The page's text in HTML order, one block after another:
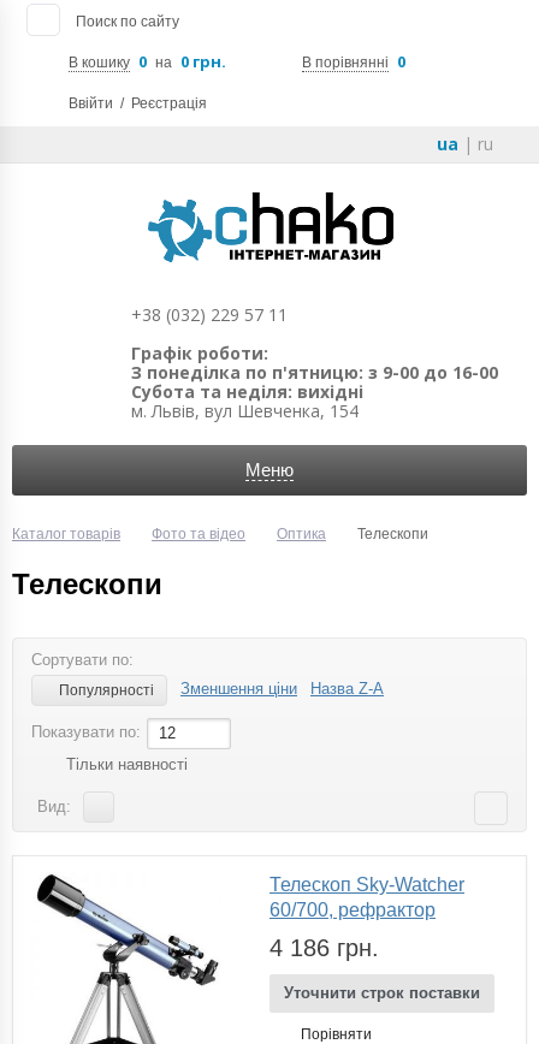
Поиск по сайту
В кошику 0 на 0 грн. В порівнянні 0
Ввійти / Реєстрація
ua | ru
+38 (032) 229 57 11
Графік роботи:
З понеділка по п'ятницю: з 9-00 до 16-00
Субота та неділя: вихідні
м. Львів, вул Шевченка, 154
Меню
Каталог товарів Фото та відео Оптика Телескопи
Телескопи
Сортувати по:
Популярності Зменшення ціни Назва Z-A
Показувати по:
12
Тільки наявності
Вид:
Телескоп Sky-Watcher
60/700, рефрактор
4 186 грн.
Уточнити строк поставки
Порівняти